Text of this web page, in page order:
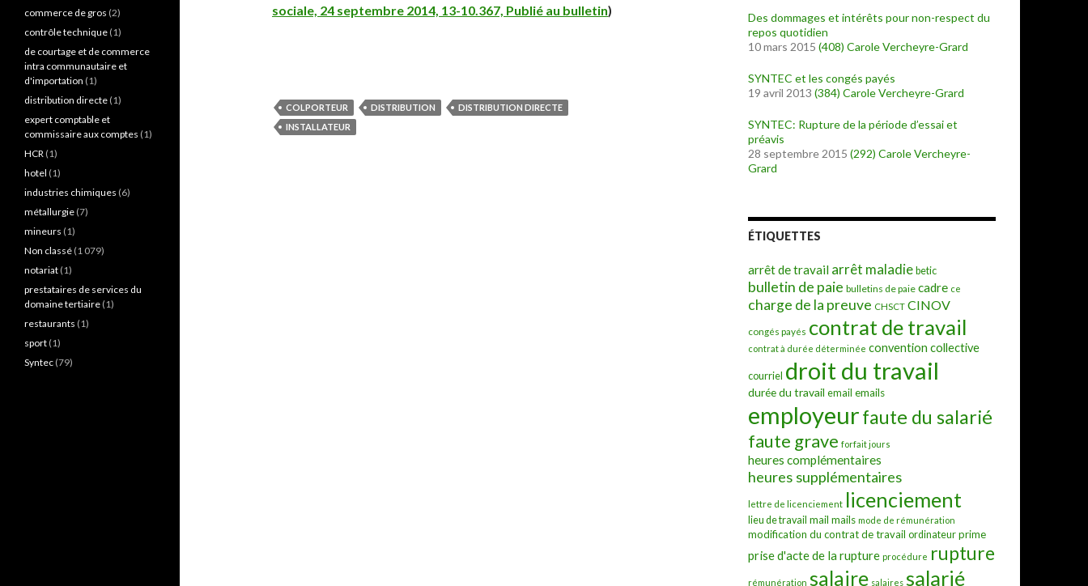
sociale, 24 septembre 2014, 13-10.367, Publié au bulletin)
COLPORTEUR DISTRIBUTION
DISTRIBUTION DIRECTE
INSTALLATEUR
Des dommages et intérêts pour non-respect du
repos quotidien
10 mars 2015 (408) Carole Vercheyre-Grard
SYNTEC et les congés payés
19 avril 2013 (384) Carole Vercheyre-Grard
SYNTEC: Rupture de la période d’essai et
préavis
28 septembre 2015 (292) Carole Vercheyre-
Grard
ÉTIQUETTES
arrêt de travail arrêt maladie betic
bulletin de paie bulletins de paie cadre ce
charge de la preuve CHSCT CINOV
congés payés contrat de travail
contrat à durée déterminée convention collective
courriel droit du travail
durée du travail email emails
employeurfaute du salarié
faute grave forfait jours
heures complémentaires
heures supplémentaires
lettre de licenciement licenciement
lieu de travail mail mails mode de rémunération
modification du contrat de travail ordinateur prime
prise d'acte de la rupture procédure rupture
rémunération salaire salaires salarié
commerce de gros (2)
contrôle technique (1)
de courtage et de commerce
intra communautaire et
d'importation (1)
distribution directe (1)
expert comptable et
commissaire aux comptes (1)
HCR (1)
hotel (1)
industries chimiques (6)
métallurgie (7)
mineurs (1)
Non classé (1 079)
notariat (1)
prestataires de services du
domaine tertiaire (1)
restaurants (1)
sport (1)
Syntec (79)